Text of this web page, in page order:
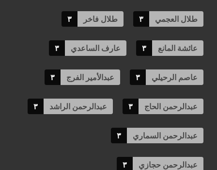
طلال العجمي ٣ طلال فاخر ٣
عائشة المانع ٣ عارف الساعدي ٣
عاصم الرحيلي ٣ عبدالأمير الفرج ٣
عبدالرحمن الحاج ٣ عبدالرحمن الراشد ٣
عبدالرحمن السماري ٣
عبدالرحمن حجازي ٣